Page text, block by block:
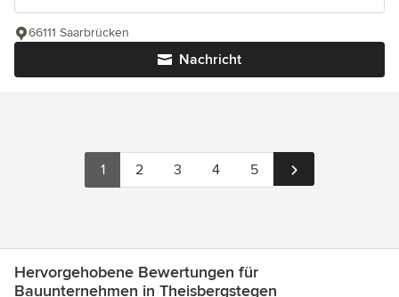
Nachricht
66111 Saarbrücken
1 2 3 4 5
Hervorgehobene Bewertungen für
Bauunternehmen in Theisbergstegen